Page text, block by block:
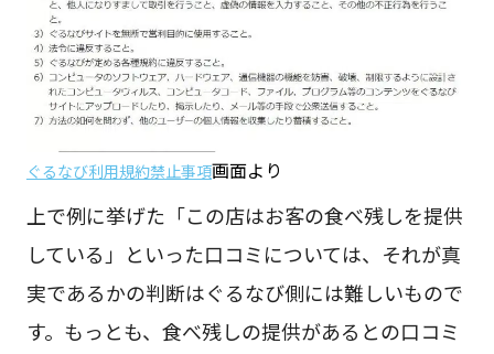
ぐるなび利用規約禁止事項画面より
上で例に挙げた「この店はお客の食べ残しを提供
している」といった口コミについては、それが真
実であるかの判断はぐるなび側には難しいもので
す。もっとも、食べ残しの提供があるとの口コミ